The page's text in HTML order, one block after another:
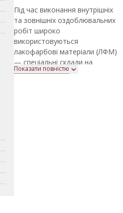
Під час виконання внутрішніх
та зовнішніх оздоблювальних
робіт широко
використовуються
лакофарбові матеріали (ЛФМ)
— спеціальні склади на
синтетичній або натуральній
Показати повністю